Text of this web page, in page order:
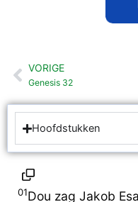
Vorige
VORIGE
Genesis 32
Hoofdstukken
01Dou zag Jakob